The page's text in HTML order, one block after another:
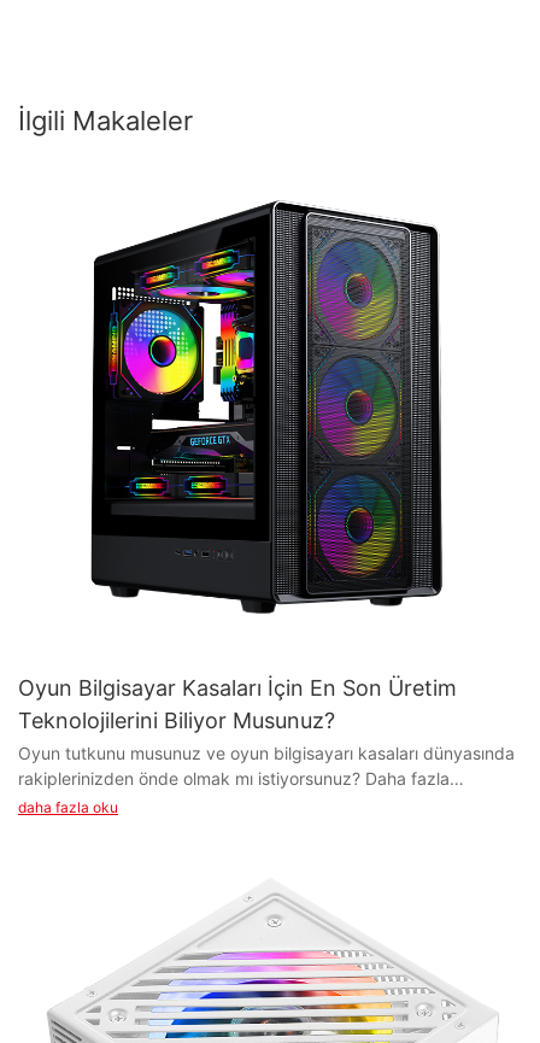
İlgili Makaleler
Oyun Bilgisayar Kasaları İçin En Son Üretim
Teknolojilerini Biliyor Musunuz?
Oyun tutkunu musunuz ve oyun bilgisayarı kasaları dünyasında
rakiplerinizden önde olmak mı istiyorsunuz? Daha fazla
aramayın! Bu yazıda, oyun bilgisayarı kasalarının tasarım ve
oyun kurulumlarını nasıl bir üst seviyeye taşıdığını keşfedin.
Oyun bilgisayarı kasa teknolojisindeki en son yeniliklerle bilgi
sahibi olun ve oyun deneyiminizi bir üst seviyeye taşıyın.
- Oyun Bilgisayarı Kasalarının Evrimine Giriş Oyun Bilgisayarı
Kasalarının Evrimine
daha fazla oku